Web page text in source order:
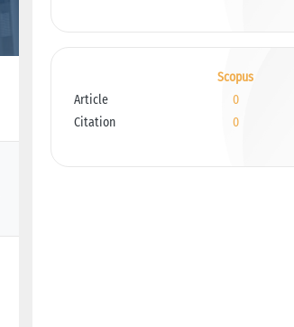
Scopus
Article
0
Citation
0